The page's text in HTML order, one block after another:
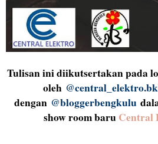
Tulisan ini diikutsertakan pada
oleh
dengan @bloggerbengkulu
show room baru Central